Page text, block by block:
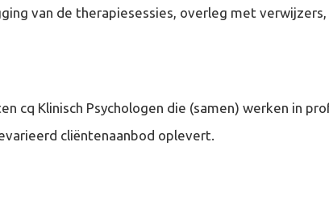
van de therapiesessies, overleg met
cq Klinisch Psychologen die (samen) werken in
cliëntenaanbod oplevert.